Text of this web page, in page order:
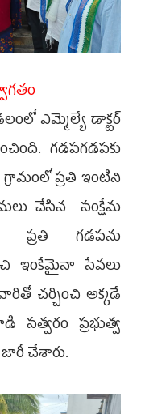
ఎమ్మెల్యే డాక్ట‌ర్
గడపగడపకు
గ్రామంలో ప్ర‌తి ఇంటిని
చేసిన సంక్షేమ
ప్రతి గడపను
ఇంకేమైనా సేవలు
చర్చించి అక్కడే
సత్వరం ప్రభుత్వ
చేశారు.